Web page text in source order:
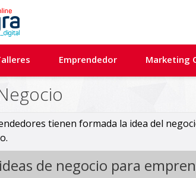
Emprendedor Marketing
tienen formada la idea del
de negocio para